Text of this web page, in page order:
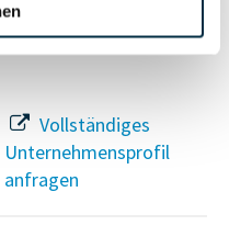
Vollständiges
Unternehmensprofil
anfragen